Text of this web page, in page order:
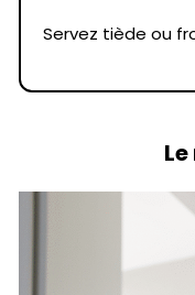
Servez tiède ou